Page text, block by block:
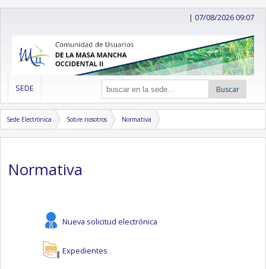
|07/08/2026 09:07
SEDE Buscar
Sede Electrónica Sobre nosotros Normativa
Normativa
Nueva solicitud electrónica
Expedientes